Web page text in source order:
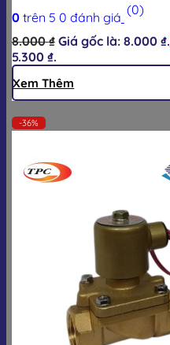
0trên 5 0 đánh giá (0)
8.000₫ Giá gốc là: 8.000 ₫.
5.300 ₫.
Xem Thêm
-36%